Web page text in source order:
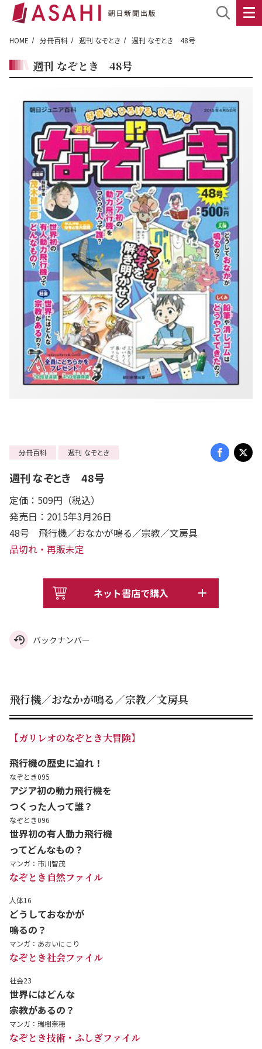
HOME 分冊百科 週刊 なぞとき 週刊 なぞとき 48号
週刊 なぞとき 48号
分冊百科 週刊 なぞとき
週刊 なぞとき 48号
定価：509円（税込）
発売日：2015年3月26日
48号 飛行機／おなかが鳴る／宗教／文房具
品切れ・再販未定
ネット書店で購入
バックナンバー
飛行機／おなかが鳴る／宗教／文房具
【ガリレオのなぞとき大冒険】
飛行機の歴史に迫れ！
なぞとき095
アジア初の動力飛行機を
つくった人って誰？
なぞとき096
世界初の有人動力飛行機
ってどんなもの？
マンガ：市川智茂
なぞとき自然ファイル
人体16
どうしておなかが
鳴るの？
マンガ：あおいにこり
なぞとき社会ファイル
社会23
世界にはどんな
宗教があるの？
マンガ：瑞樹奈穂
なぞとき技術・ふしぎファイル